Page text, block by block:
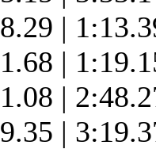
|
|
|
|